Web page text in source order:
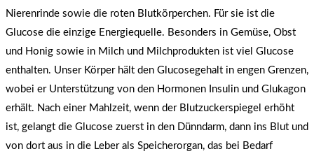
Nierenrinde sowie die roten Blutkörperchen. Für sie ist die
Glucose die einzige Energiequelle. Besonders in Gemüse, Obst
und Honig sowie in Milch und Milchprodukten ist viel Glucose
enthalten. Unser Körper hält den Glucosegehalt in engen Grenzen,
wobei er Unterstützung von den Hormonen Insulin und Glukagon
erhält. Nach einer Mahlzeit, wenn der Blutzuckerspiegel erhöht
ist, gelangt die Glucose zuerst in den Dünndarm, dann ins Blut und
von dort aus in die Leber als Speicherorgan, das bei Bedarf